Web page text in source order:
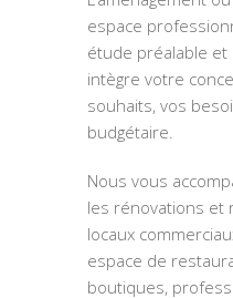
espace
étude préalable
intègre votre
souhaits, vos
budgétaire.
Nous vous
les rénovations et
locaux
espace de
boutiques,